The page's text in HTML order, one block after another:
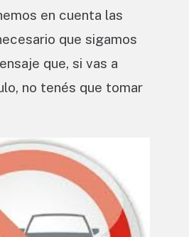
en cuenta las
que sigamos
que, si vas a
no tenés que tomar